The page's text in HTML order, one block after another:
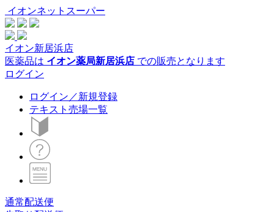
イオンネットスーパー
イオン新居浜店
医薬品は イオン薬局新居浜店 での販売となります
ログイン
ログイン／新規登録
テキスト売場一覧
通常配送便